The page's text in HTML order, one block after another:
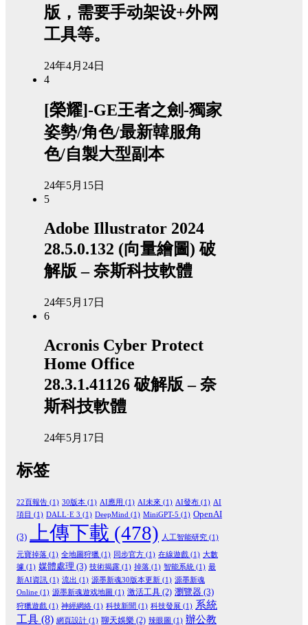
版，需要手动架设+外网
工具等。
24年4月24日
4
[榮耀]-GE王者之劍-獨家
姿勢/角色/最新韓服角
色/自製大型副本
24年5月15日
5
Adobe Illustrator 2024
28.5.0.132 (向量繪圖) 破
解版 – 奈斯科技軟體
24年5月17日
6
Acronis Cyber Protect
Home Office
28.3.1.41126 破解版 – 奈
斯科技軟體
24年5月17日
标签
22頁報告 (1) 30版本 (1) AI應用 (1) AI未來 (1) AI發布 (1) AI
項目 (1) DALL·E 3 (1) DeepMind (1) MiniGPT-5 (1) OpenAI
(3) 上傳下載 (478) 人工智能研究 (1)
元寶掉落 (1) 全地圖狩獵 (1) 同步官方 (1) 在線遊戲 (1) 大數
據 (1) 媒體處理 (3) 技術揭露 (1) 掉落 (1) 智能系統 (1) 最
新AI資訊 (1) 流出 (1) 源墨新魂30版本更新 (1) 源墨新魂
Online (1) 源墨新魂遊戏地圖 (1) 激活工具 (2) 瀏覽器 (3)
狩獵遊戲 (1) 神經網絡 (1) 科技新聞 (1) 科技發展 (1) 系統
工具 (8) 網頁設計 (1) 聊天娛樂 (2) 辣眼圖 (1) 辦公教